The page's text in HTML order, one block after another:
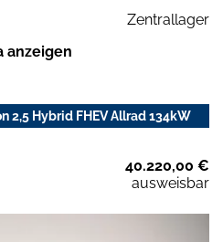
Zentrallager
anzeigen
2,5 Hybrid FHEV Allrad 134kW
40.220,00 €
ausweisbar